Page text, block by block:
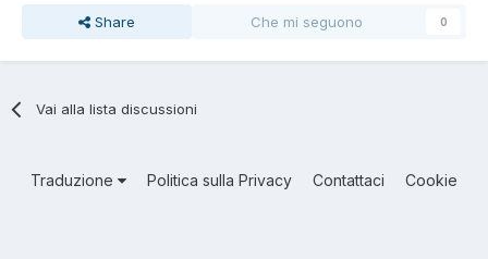
Share Che mi seguono 0
Vai alla lista discussioni
Traduzione Politica sulla Privacy Contattaci Cookie